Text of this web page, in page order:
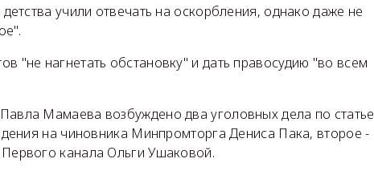
учили отвечать на оскорбления, однако даже не
"не нагнетать обстановку" и дать правосудию "во всем
Мамаева возбуждено два уголовных дела по статье
на чиновника Минпромторга Дениса Пака, второе -
канала Ольги Ушаковой.